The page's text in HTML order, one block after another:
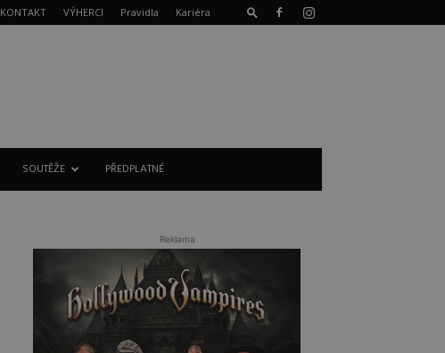
KONTAKT VÝHERCI Pravidla Kariéra
SOUTĚŽE PŘEDPLATNÉ
Reklama